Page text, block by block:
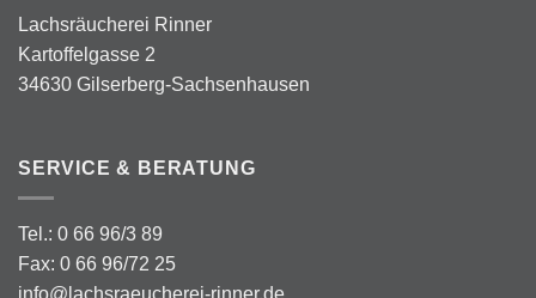
Lachsräucherei Rinner
Kartoffelgasse 2
34630 Gilserberg-Sachsenhausen
SERVICE & BERATUNG
Tel.: 0 66 96/3 89
Fax: 0 66 96/72 25
info@lachsraeucherei-rinner.de